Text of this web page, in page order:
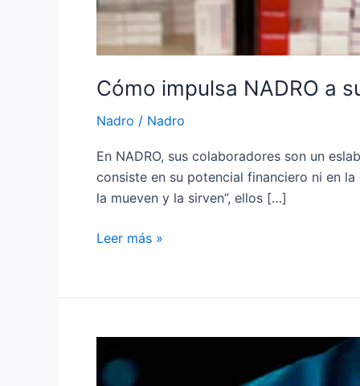
Cómo impulsa NADRO a
Nadro / Nadro
En NADRO, sus colaboradores son un
consiste en su potencial financiero ni en
la mueven y la sirven”, ellos […]
Leer más »
ha